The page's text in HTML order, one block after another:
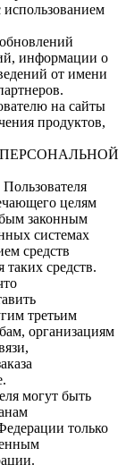
информации о
от имени
на сайты
продуктов,
целям
законным
системах
средств
таких средств.
третьим
организациям
могут быть
только